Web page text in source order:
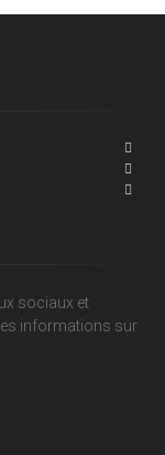
sociaux et
informations sur